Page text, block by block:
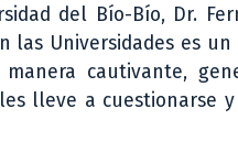
del Bío-Bío, Dr.
las Universidades es
cautivante,
lleve a cuestionarse